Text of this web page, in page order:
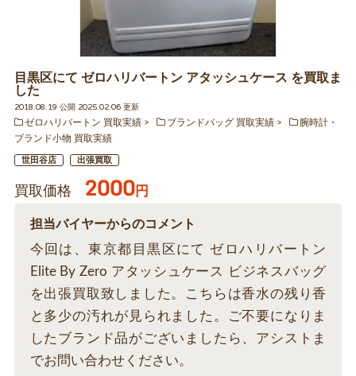
目黒区にて ゼロハリバートン アタッシュケース を買取ま
した
2018.08.19 公開 2025.02.06 更新
ゼロハリバートン 買取実績
ブランドバッグ 買取実績
腕時計・
ブランド小物 買取実績
世田谷店 出張買取
買取価格 2000円
担当バイヤーからのコメント
今回は、東京都目黒区にて ゼロハリバートン
Elite By Zero アタッシュケース ビジネスバッグ
を出張買取致しました。こちらは香水の残り香
と多少の汚れが見られました。ご不要になりま
したブランド品がございましたら、アシストま
でお問い合わせください。